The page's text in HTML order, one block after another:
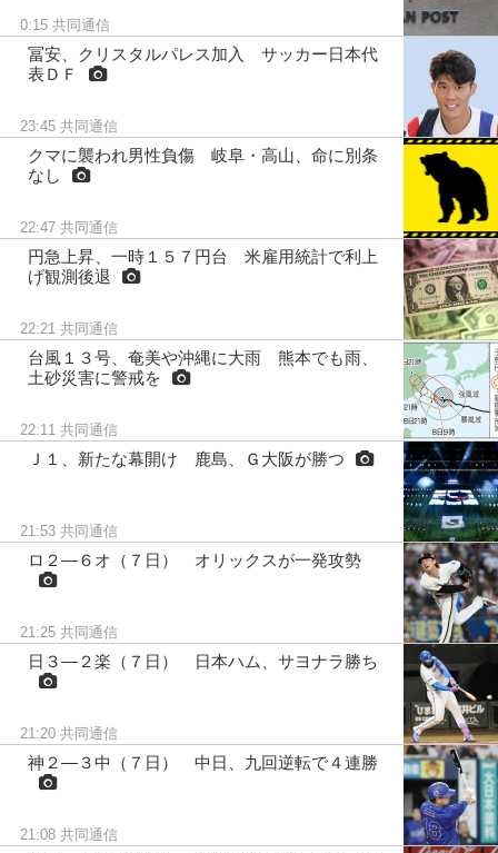
0:15 共同通信
冨安、クリスタルパレス加入 サッカー日本代
表ＤＦ
23:45 共同通信
クマに襲われ男性負傷 岐阜・高山、命に別条
なし
22:47 共同通信
円急上昇、一時１５７円台 米雇用統計で利上
げ観測後退
22:21 共同通信
台風１３号、奄美や沖縄に大雨 熊本でも雨、
土砂災害に警戒を
22:11 共同通信
Ｊ１、新たな幕開け 鹿島、Ｇ大阪が勝つ
21:53 共同通信
ロ２―６オ（７日） オリックスが一発攻勢
21:25 共同通信
日３―２楽（７日） 日本ハム、サヨナラ勝ち
21:20 共同通信
神２―３中（７日） 中日、九回逆転で４連勝
21:08 共同通信